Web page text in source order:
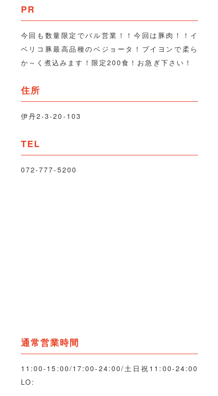
PR
今回も数量限定でバル営業！！今回は豚肉！！イ
ベリコ豚最高品種のベジョータ！ブイヨンで柔ら
か～く煮込みます！限定200食！お急ぎ下さい！
住所
伊丹2-3-20-103
TEL
072-777-5200
通常営業時間
11:00-15:00/17:00-24:00/土日祝11:00-24:00
LO: